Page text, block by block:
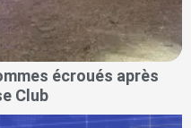
écroués après
Club